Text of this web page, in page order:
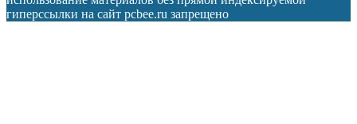
гиперссылки на сайт pcbee.ru запрещено